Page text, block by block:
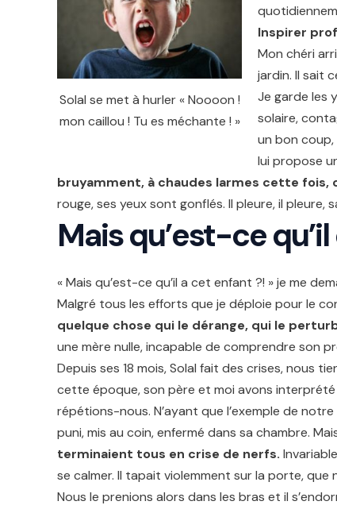
Solal se met à hurler « Noooon !
mon caillou ! Tu es méchante ! »
Inspirer
Mon chéri
jardin. Il sait
Je garde les
solaire,
un bon coup,
lui propose
bruyamment, à chaudes larmes cette fois,
rouge, ses yeux sont gonflés. Il pleure, il pleure,
Mais qu’est-ce
« Mais qu’est-ce qu’il a cet enfant ?! » je me
Malgré tous les efforts que je déploie pour le
quelque chose qui le dérange, qui le
une mère nulle, incapable de comprendre son
Depuis ses 18 mois, Solal fait des crises, nous
cette époque, son père et moi avons interprété
répétions-nous. N’ayant que l’exemple de
puni, mis au coin, enfermé dans sa chambre.
terminaient tous en crise de nerfs.
se calmer. Il tapait violemment sur la porte, que
Nous le prenions alors dans les bras et il